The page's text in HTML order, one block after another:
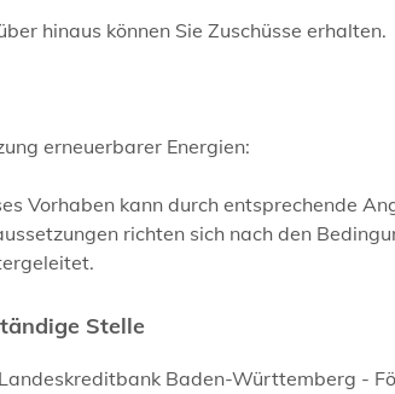
hinaus können Sie Zuschüsse erhalten.
erneuerbarer Energien:
Vorhaben kann durch entsprechende
richten sich nach den
Stelle
Baden-Württemberg -